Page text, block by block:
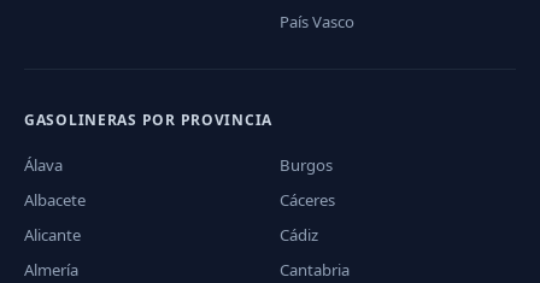
País Vasco
GASOLINERAS POR PROVINCIA
Álava
Albacete
Alicante
Almería
Burgos
Cáceres
Cádiz
Cantabria